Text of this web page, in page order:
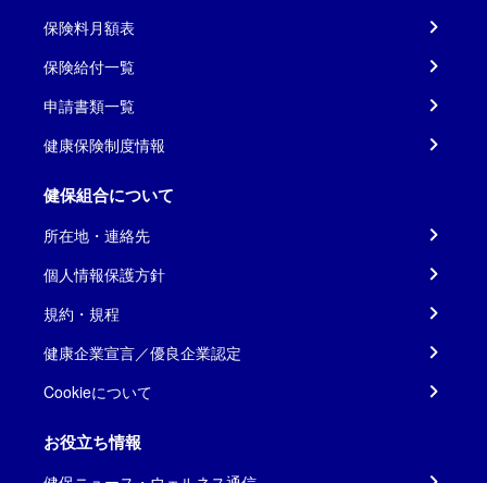
保険料月額表
保険給付一覧
申請書類一覧
健康保険制度情報
健保組合について
所在地・連絡先
個人情報保護方針
規約・規程
健康企業宣言／優良企業認定
Cookieについて
お役立ち情報